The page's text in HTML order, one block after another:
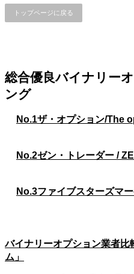
トップページに戻る
総合優良バイナリー
ング
No.1ザ・オプション/The
No.2ゼン・トレーダー /
No.3ファイブスターズマ
バイナリーオプション業者
ム」